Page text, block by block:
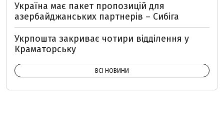
Україна має пакет пропозицій для
азербайджанських партнерів – Сибіга
Укрпошта закриває чотири відділення у
Краматорську
ВСІ НОВИНИ